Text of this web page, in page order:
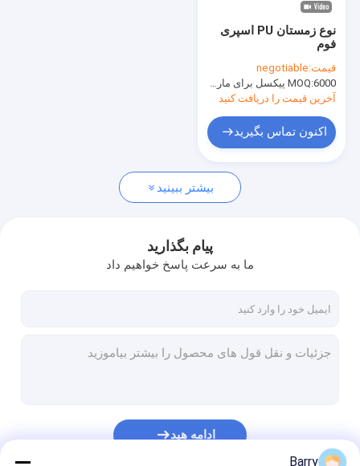
اسپری چسب
سیلانت پلی اورتان
محصولات مراقبت شخصی
نوع زمستان PU اسپری
فوم
قیمت:negotiable
MOQ:6000 پیکسل برای مارک Aristo، 15000 پیکسل برای نام تجاری مشتری
آخرین قیمت را دریافت کنید
اکنون تماس بگیرید
بیشتر ببینید
پیام بگذارید
ما به سرعت پاسخ خواهیم داد
ادامه هید
Barry